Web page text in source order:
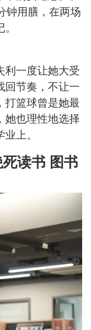
钟用膳，在两场
利一度让她大受
回节奏，不让一
打篮球曾是她最
她也理性地选择
上。
读书 图书